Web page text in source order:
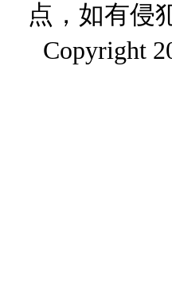
点，如有侵
Copyright